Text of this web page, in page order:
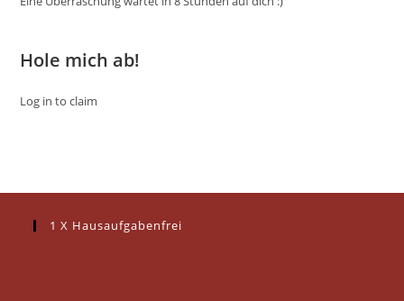
Hole mich ab!
Log in to claim
1 X Hausaufgabenfrei